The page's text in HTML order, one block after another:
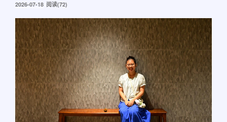
发
于
2026-07-18 阅读(72)